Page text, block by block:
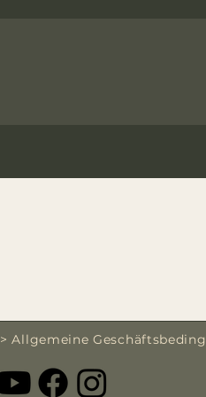
> Allgemeine